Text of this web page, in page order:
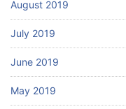
August 2019
July 2019
June 2019
May 2019